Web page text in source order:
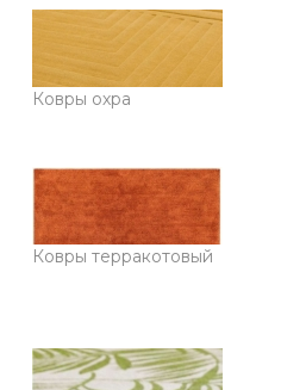
Ковры охра
Ковры терракотовый